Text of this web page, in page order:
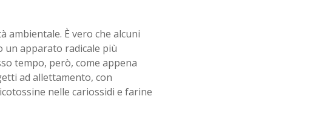
È vero che alcuni
apparato radicale più
tempo, però, come appena
ad allettamento, con
nelle cariossidi e farine